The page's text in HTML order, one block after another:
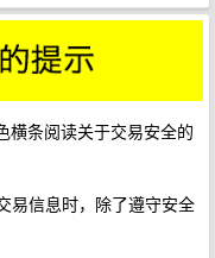
横条阅读关于交易安全的
易信息时，除了遵守安全